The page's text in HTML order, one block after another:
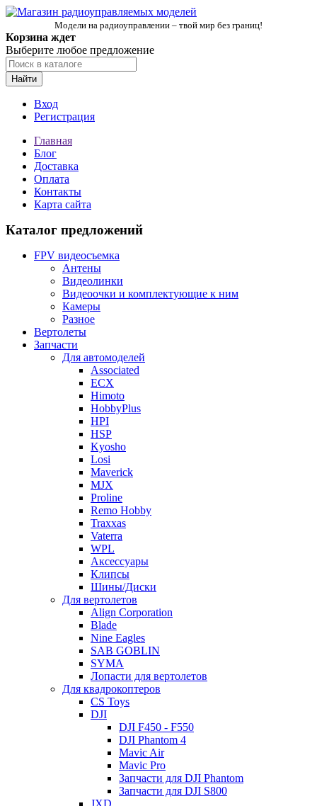
Модели на радиоуправлении – твой мир без границ!
Корзина ждет
Выберите любое предложение
Найти
Вход
Регистрация
Главная
Блог
Доставка
Оплата
Контакты
Карта сайта
Каталог предложений
FPV видеосъемка
Антены
Видеолинки
Видеоочки и комплектующие к ним
Камеры
Разное
Вертолеты
Запчасти
Для автомоделей
Associated
ECX
Himoto
HobbyPlus
HPI
HSP
Kyosho
Losi
Maverick
MJX
Proline
Remo Hobby
Traxxas
Vaterra
WPL
Аксессуары
Клипсы
Шины/Диски
Для вертолетов
Align Corporation
Blade
Nine Eagles
SAB GOBLIN
SYMA
Лопасти для вертолетов
Для квадрокоптеров
CS Toys
DJI
DJI F450 - F550
DJI Phantom 4
Mavic Air
Mavic Pro
Запчасти для DJI Phantom
Запчасти для DJI S800
JXD